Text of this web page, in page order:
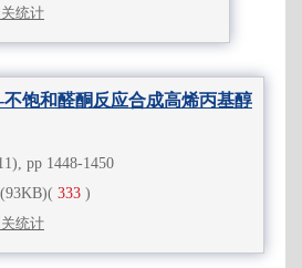
统计
-不饱和醛酮反应合成高烯丙基醇
pp 1448-1450
(93KB)( 333 )
统计